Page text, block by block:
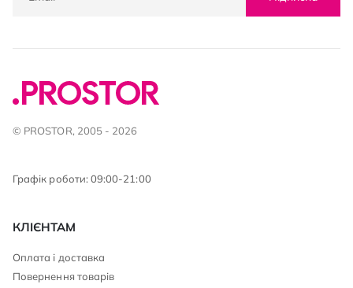
© PROSTOR, 2005 - 2026
Графік роботи: 09:00-21:00
КЛІЄНТАМ
Оплата і доставка
Повернення товарів